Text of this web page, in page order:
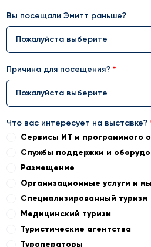
Вы посещали Эмитт раньше?
Пожалуйста выберите
Причина для посещения?
Пожалуйста выберите
Что вас интересует на выставке?
Сервисы ИТ и программного
Службы поддержки и
Размещение
Организационные услуги и
Специализированный туризм
Медицинский туризм
Туристические агентства
Туроператоры